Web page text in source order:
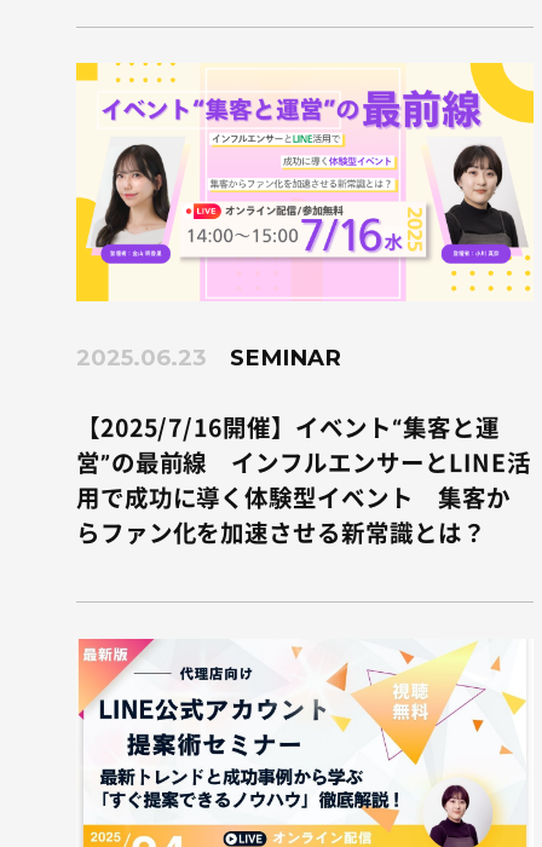
2025.06.23 SEMINAR
【2025/7/16開催】イベント“集客と運
営”の最前線 インフルエンサーとLINE活
用で成功に導く体験型イベント 集客か
らファン化を加速させる新常識とは？